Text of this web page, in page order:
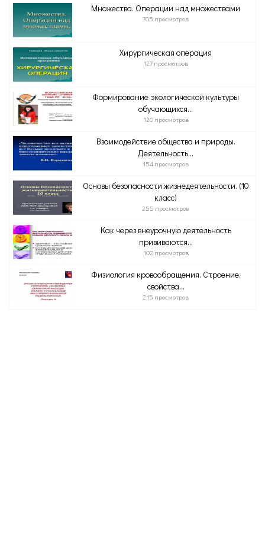
Множества. Операции над множествами
705 просмотров
Хирургическая операция
127 просмотров
Формирование экологической культуры
обучающихся...
120 просмотров
Взаимодействие общества и природы.
Деятельность...
154 просмотров
Основы безопасности жизнедеятельности. (10
класс)
255 просмотров
Как через внеурочную деятельность
прививаются...
102 просмотров
Физиология кровообращения. Строение,
свойства...
215 просмотров